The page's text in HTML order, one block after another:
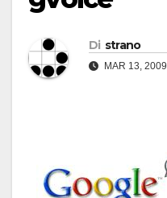
Di strano
MAR 13, 2009